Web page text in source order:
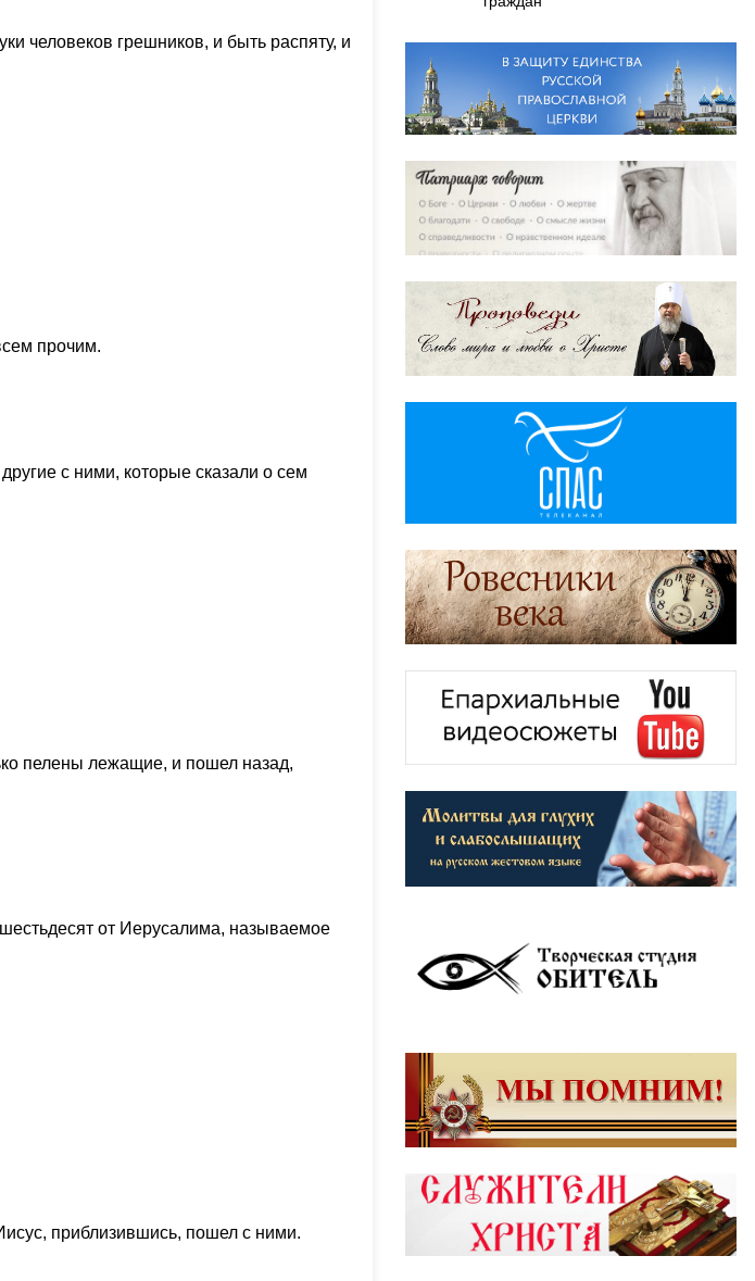
человеков грешников, и быть распяту, и
прочим.
с ними, которые сказали о сем
пелены лежащие, и пошел назад,
от Иерусалима, называемое
приблизившись, пошел с ними.